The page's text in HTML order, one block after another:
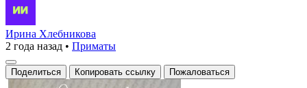
Ирина Хлебникова
2 года назад • Приматы
Поделиться Копировать ссылку Пожаловаться